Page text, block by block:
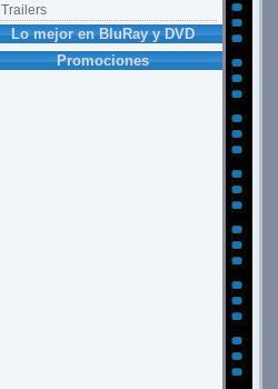
Trailers
Lo mejor en BluRay y DVD
Promociones